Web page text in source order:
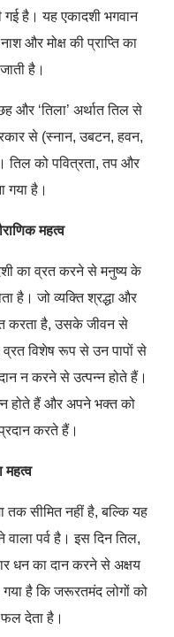
गई है। यह एकादशी भगवान
और मोक्ष की प्राप्ति का
है।
और ‘तिला’ अर्थात तिल से
से (स्नान, उबटन, हवन,
तिल को पवित्रता, तप और
गया है।
महत्व
का व्रत करने से मनुष्य के
है। जो व्यक्ति श्रद्धा और
करता है, उसके जीवन से
व्रत विशेष रूप से उन पापों से
न करने से उत्पन्न होते हैं।
होते हैं और अपने भक्त को
करते हैं।
महत्व
सीमित नहीं है, बल्कि यह
पर्व है। इस दिन तिल,
धन का दान करने से अक्षय
गया है कि जरूरतमंद लोगों को
फल देता है।